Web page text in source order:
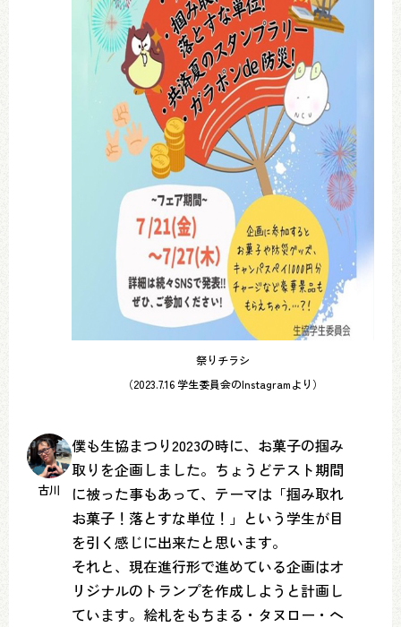
祭りチラシ
（2023.7.16 学生委員会のInstagramより）
古川
僕も生協まつり2023の時に、お菓子の掴み
取りを企画しました。ちょうどテスト期間
に被った事もあって、テーマは「掴み取れ
お菓子！落とすな単位！」という学生が目
を引く感じに出来たと思います。
それと、現在進行形で進めている企画はオ
リジナルのトランプを作成しようと計画し
ています。絵札をもちまる・タヌロー・ヘ